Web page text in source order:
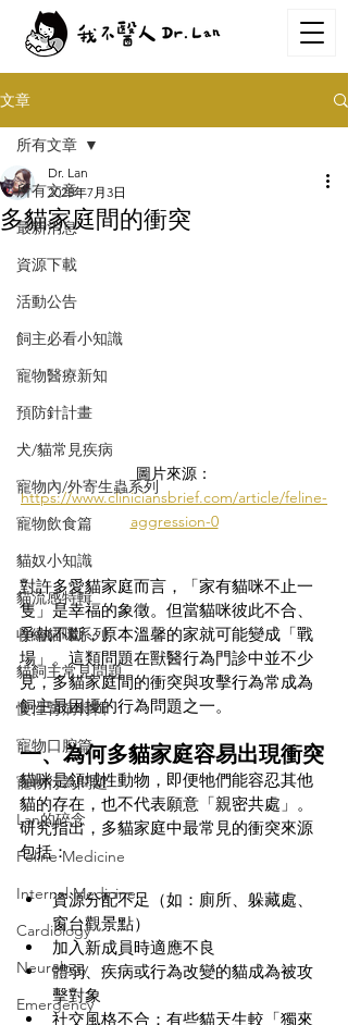
文章
所有文章
最新消息
資源下載
活動公告
飼主必看小知識
寵物醫療新知
預防針計畫
犬/貓常見疾病
寵物內/外寄生蟲系列
寵物飲食篇
貓奴小知識
貓流感特輯
收編貓咪系列
貓飼主常見問題
慢性腎病特輯
寵物口腔篇
寵物行為問題
Lan的碎念
Feline Medicine
Internal Medicine
Cardiology
Neurology
Emergency
所有文章
多貓家庭間的衝突
Dr. Lan
2025年7月3日
圖片來源：
https://www.cliniciansbrief.com/article/feline-
aggression-0
對許多愛貓家庭而言，「家有貓咪不止一
隻」是幸福的象徵。但當貓咪彼此不合、
爭執不斷，原本溫馨的家就可能變成「戰
場」。這類問題在獸醫行為門診中並不少
見，多貓家庭間的衝突與攻擊行為常成為
飼主最困擾的行為問題之一。
一、為何多貓家庭容易出現衝突
貓咪是領域性動物，即便牠們能容忍其他
貓的存在，也不代表願意「親密共處」。
研究指出，多貓家庭中最常見的衝突來源
包括：
資源分配不足（如：廁所、躲藏處、
窗台觀景點）
加入新成員時適應不良
體弱、疾病或行為改變的貓成為被攻
擊對象
社交風格不合：有些貓天生較「獨來